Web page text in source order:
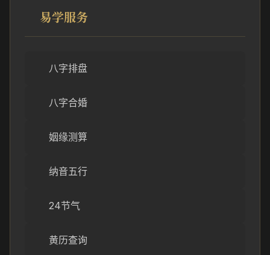
易学服务
八字排盘
八字合婚
姻缘测算
纳音五行
24节气
黄历查询